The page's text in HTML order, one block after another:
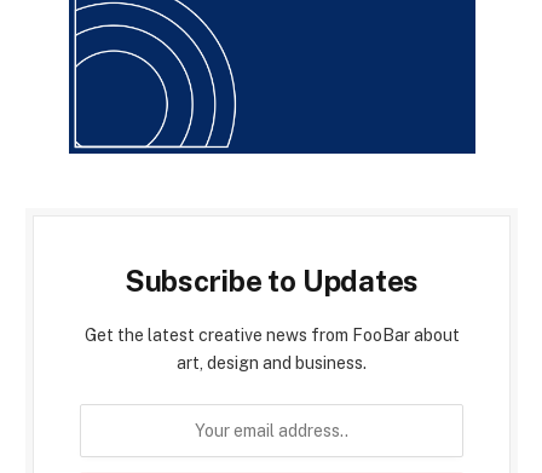
Subscribe to Updates
Get the latest creative news from FooBar about
art, design and business.